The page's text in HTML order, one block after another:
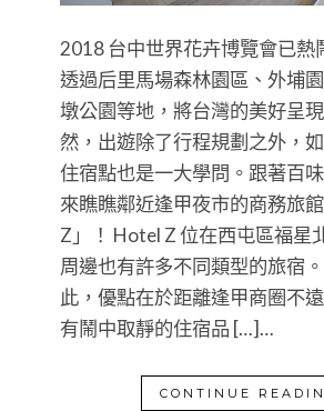
2018 台中世界花卉博覽會已熱
透過后里馬場森林園區、外埔
墩公園等地，將台灣的美好呈
然，出遊除了行程規劃之外，
住宿點也是一大學問。跟著百
來瞧瞧鄰近逢甲夜市的商務旅
Z」！ Hotel Z 位在西屯區福星
周邊也有許多不同類型的旅宿
此，優點在於距離逢甲商圈不
有鬧中取靜的住宿品 […]…
CONTINUE